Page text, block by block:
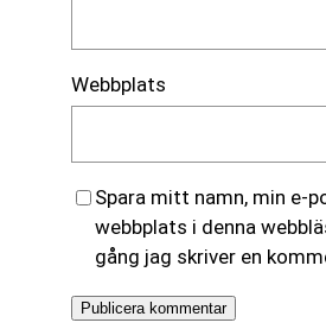
Webbplats
Spara mitt namn, min e-
webbplats i denna
gång jag skriver en